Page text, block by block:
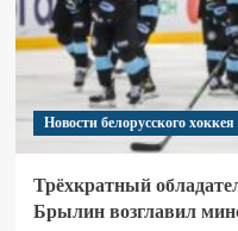
Новости белорусского хоккея
Трёхкратный
Брылин возглавил